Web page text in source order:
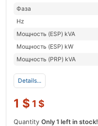
Фаза
Hz
Мощность (ESP) kVA
Мощность (ESP) kW
Мощность (PRP) kVA
Details...
1 $ 1 $
Quantity Only 1 left in stock!